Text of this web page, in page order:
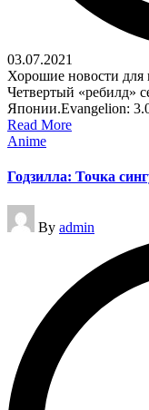
03.07.2021
Хорошие новости для
Четвертый «ребилд»
Японии.Evangelion:
Read More
Posted
Anime
Годзилла: Точка
Posted
by
By admin